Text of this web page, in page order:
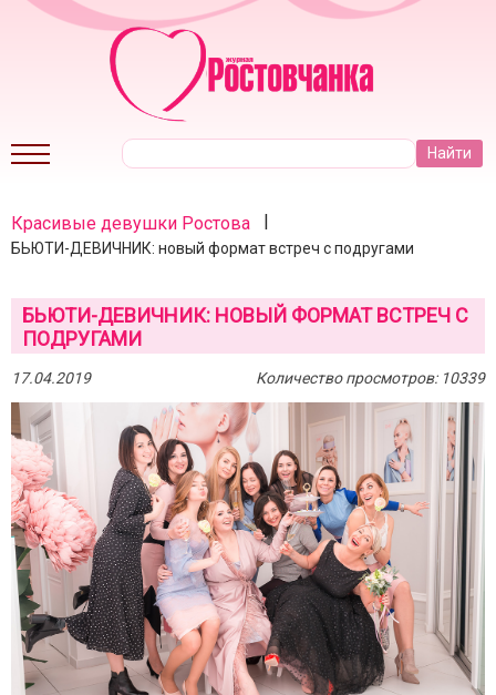
Красивые девушки Ростова |
БЬЮТИ-ДЕВИЧНИК: новый формат встреч с подругами
БЬЮТИ-ДЕВИЧНИК: НОВЫЙ ФОРМАТ ВСТРЕЧ С
ПОДРУГАМИ
17.04.2019 Количество просмотров: 10339